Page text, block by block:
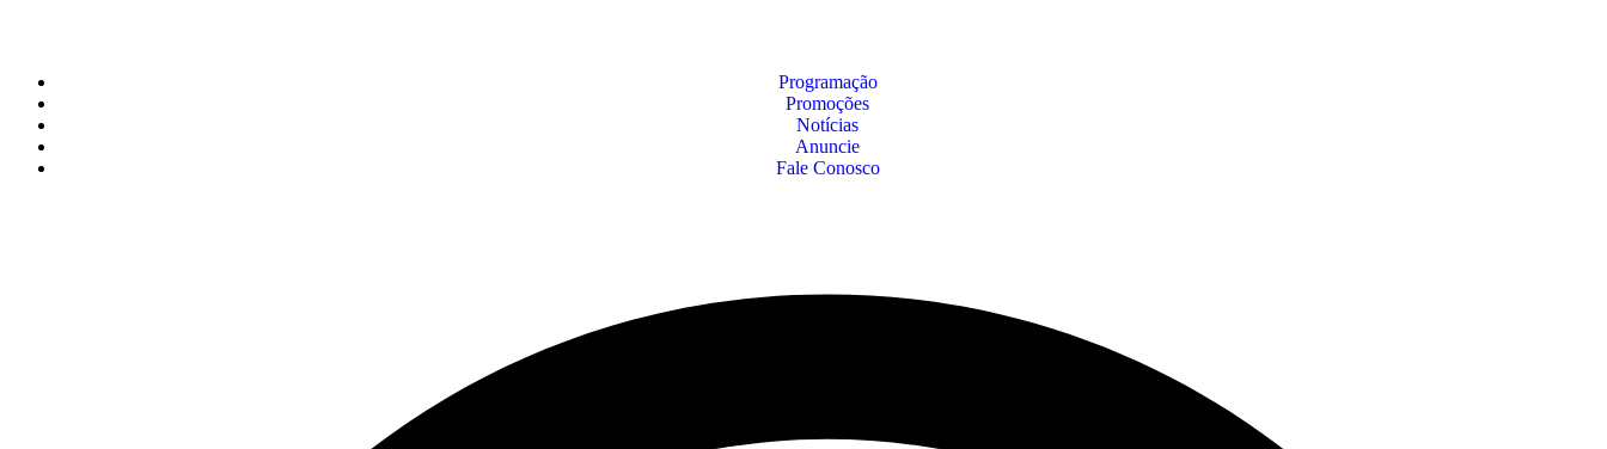
Programação
Promoções
Notícias
Anuncie
Fale Conosco